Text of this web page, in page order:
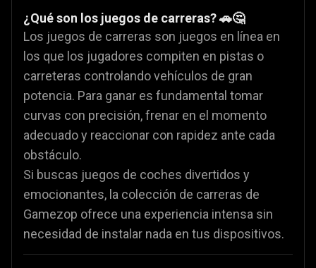
¿Qué son los juegos de carreras? 🚗🤔
Los juegos de carreras son juegos en línea en
los que los jugadores compiten en pistas o
carreteras controlando vehículos de gran
potencia. Para ganar es fundamental tomar
curvas con precisión, frenar en el momento
adecuado y reaccionar con rapidez ante cada
obstáculo.
Si buscas juegos de coches divertidos y
emocionantes, la colección de carreras de
Gamezop ofrece una experiencia intensa sin
necesidad de instalar nada en tus dispositivos.